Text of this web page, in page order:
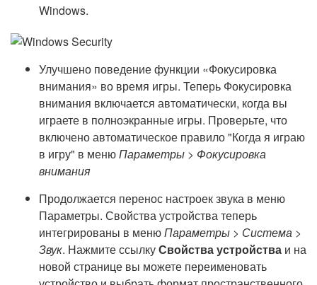
Windows.
Улучшено поведение функции «Фокусировка
внимания» во время игры. Теперь Фокусировка
внимания включается автоматически, когда вы
играете в полноэкранные игры. Проверьте, что
включено автоматическое правило "Когда я играю
в игру" в менюПараметры > Фокусировка
внимания
Продолжается перенос настроек звука в меню
Параметры. Свойства устройства теперь
интегрированы в менюПараметры > Система >
Звук. Нажмите ссылкуСвойства устройства и на
новой странице вы можете переименовать